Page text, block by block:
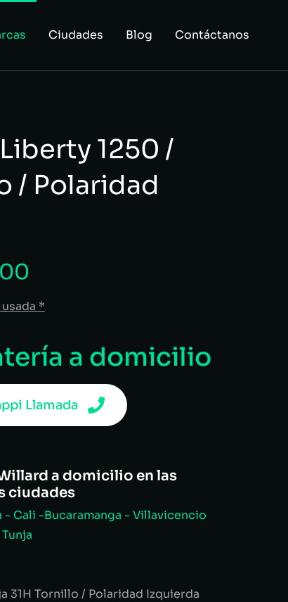
Ciudades Blog Contáctanos
1250 /
/ Polaridad
*
a domicilio
Llamada
a domicilio en las
ciudades
Cali -Bucaramanga - Villavicencio
31H Tornillo / Polaridad Izquierda